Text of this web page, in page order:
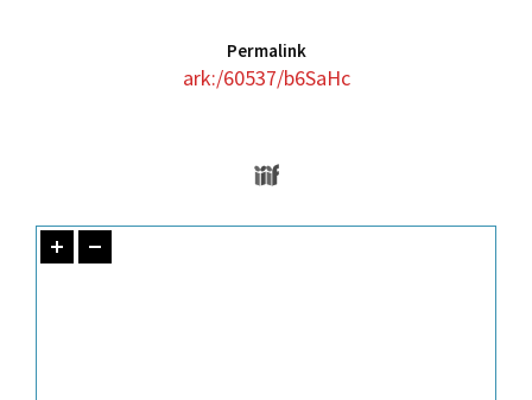
Permalink
ark:/60537/b6SaHc
Media Viewer